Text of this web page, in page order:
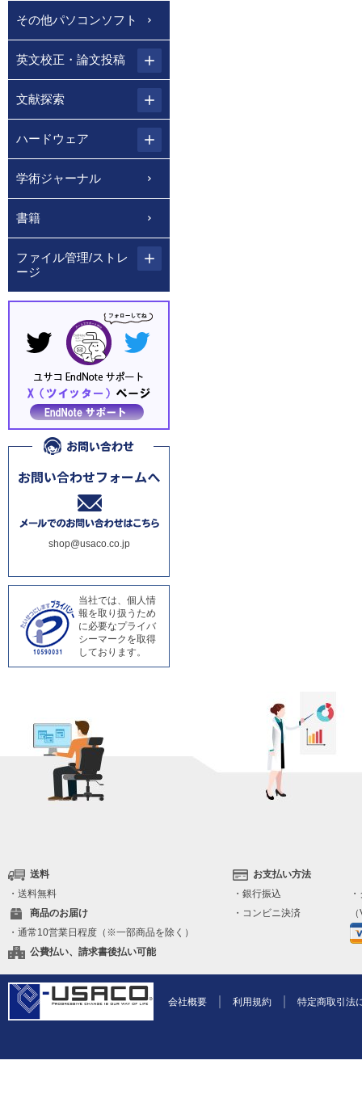
その他パソコンソフト
英文校正・論文投稿
文献探索
ハードウェア
学術ジャーナル
書籍
ファイル管理/ストレ
ージ
shop@usaco.co.jp
当社では、個人情
報を取り扱うため
に必要なプライバ
シーマークを取得
しております。
送料
・送料無料
商品のお届け
・通常10営業日程度（※一部商品を除く）
公費払い、請求書後払い可能
お支払い方法
・銀行振込
・コンビニ決済
会社概要 利用規約 特定商取引法